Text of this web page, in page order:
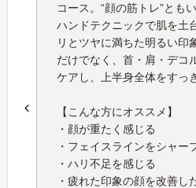
コース。“顔の筋トレ”とも
ハンドテクニックで肌を土
リとツヤに満ちた明るい印
だけでなく、首・肩・デコ
ケアし、上半身全体をすっ
【こんな方にオススメ】
・顔が重たく感じる
・フェイスラインをシャー
・ハリ不足を感じる
・疲れた印象の顔を改善し